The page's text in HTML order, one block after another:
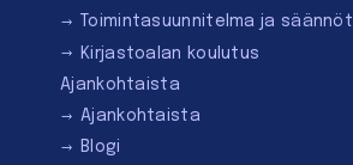
Toimintasuunnitelma ja säännöt
Kirjastoalan koulutus
Ajankohtaista
Ajankohtaista
Blogi